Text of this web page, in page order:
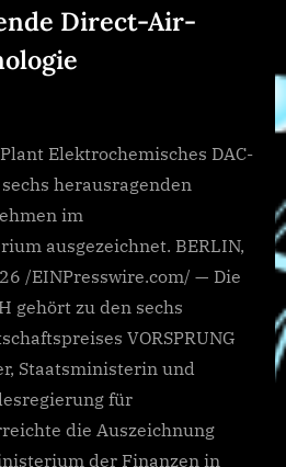
Direct-Air-
Elektrochemisches DAC-
herausragenden
im
ausgezeichnet. BERLIN,
/EINPresswire.com/ — Die
gehört zu den sechs
VORSPRUNG
Staatsministerin und
für
die Auszeichnung
der Finanzen in